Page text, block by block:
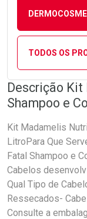
TODOS OS
Descrição
Shampoo e
Kit Madamelis
LitroPara Que
Fatal Shampoo e
Cabelos
Qual Tipo de
Ressecados-
Consulte a